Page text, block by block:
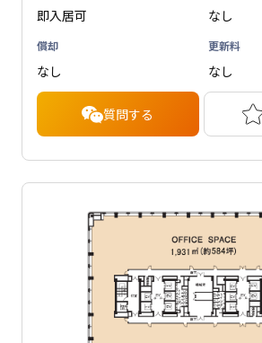
即入居可 なし
償却
なし
更新料
なし
質問する